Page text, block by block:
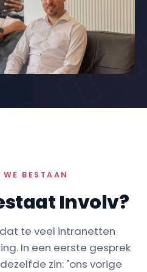
BESTAAN
Involv?
te veel intranetten
In een eerste gesprek
zin: "ons vorige